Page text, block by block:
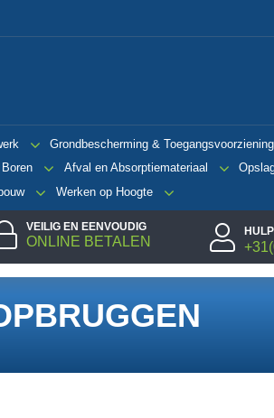
Grondbescherming &
Afval en Absorptiemateriaal
Werken op Hoogte
VEILIG EN EENVOUDIG
ONLINE BETALEN